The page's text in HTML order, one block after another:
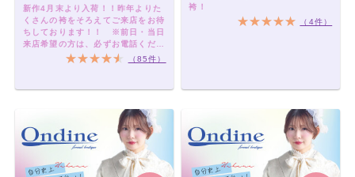
新作4月末より入荷！！昨年よりた
くさんの袴をそろえてご来店をお待
ちしております！！ ※前日・当日
来店希望の方は、必ずお電話くださ
（85件）
袴！
（4件）